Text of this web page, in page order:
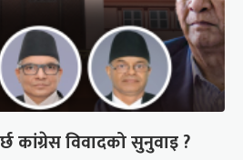
कांग्रेस विवादको सुनुवाइ ?